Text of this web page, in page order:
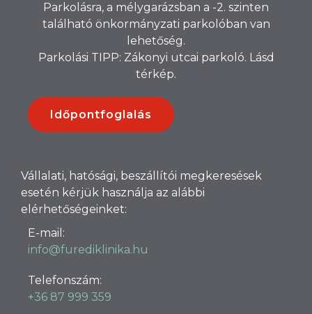
Parkolásra, a mélygarázsban a -2. szinten
található önkormányzati parkolóban van
lehetőség.
Parkolási TIPP: Zákonyi utcai parkoló. Lásd
térkép.
Időpontfoglalás
Vállalati, hatósági, beszállítói megkeresések
esetén kérjük használja az alábbi
elérhetőségeinket:
E-mail:
info@furediklinika.hu
Telefonszám:
+36 87 999 359